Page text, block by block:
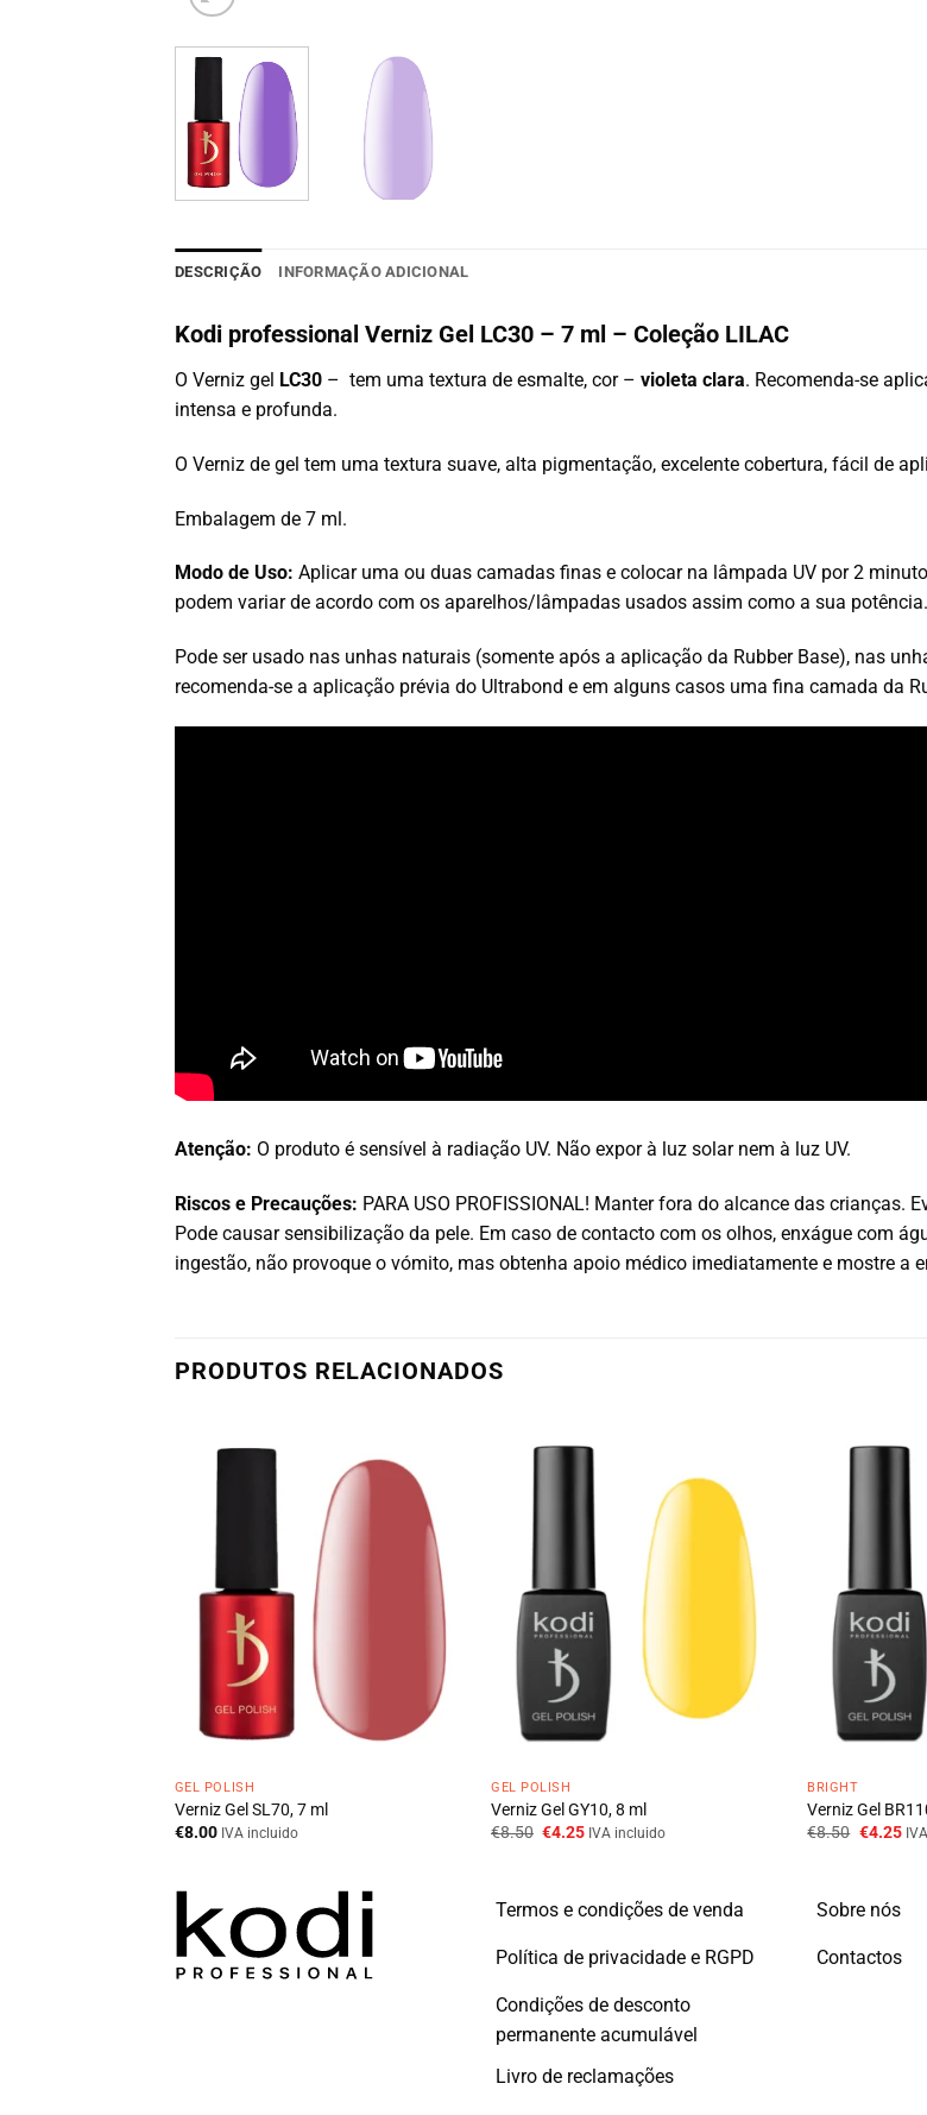
DESCRIÇÃO INFORMAÇÃO ADICIONAL
Kodi professional Verniz Gel LC30 – 7 ml – Coleção LILAC
O Verniz gel LC30 – tem uma textura de esmalte, cor – violeta clara. Recomenda-se
intensa e profunda.
O Verniz de gel tem uma textura suave, alta pigmentação, excelente cobertura, fácil de
Embalagem de 7 ml.
Modo de Uso: Aplicar uma ou duas camadas finas e colocar na lâmpada UV por 2
podem variar de acordo com os aparelhos/lâmpadas usados assim como a sua
Pode ser usado nas unhas naturais (somente após a aplicação da Rubber Base), nas
recomenda-se a aplicação prévia do Ultrabond e em alguns casos uma fina camada da
Atenção: O produto é sensível à radiação UV. Não expor à luz solar nem à luz UV.
Riscos e Precauções: PARA USO PROFISSIONAL! Manter fora do alcance das crianças.
Pode causar sensibilização da pele. Em caso de contacto com os olhos, enxágue com
ingestão, não provoque o vómito, mas obtenha apoio médico imediatamente e mostre a
PRODUTOS RELACIONADOS
GEL POLISH
Verniz Gel SL70, 7 ml
€8.00 IVA incluido
GEL POLISH
Verniz Gel GY10, 8 ml
€8.50 O
€4.25O
€4.25.
IVA incluido
BRIGHT
Verniz Gel
€8.50 O
€8.50.
€4.25O
Termos e condições de venda
Política de privacidade e RGPD
Condições de desconto
permanente acumulável
Livro de reclamações
Sobre nós
Contactos